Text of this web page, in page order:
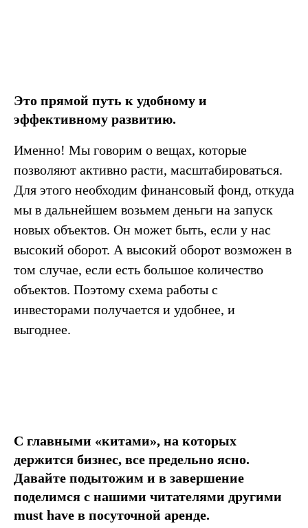
Это прямой путь к удобному и
эффективному развитию.
Именно! Мы говорим о вещах, которые
позволяют активно расти, масштабироваться.
Для этого необходим финансовый фонд, откуда
мы в дальнейшем возьмем деньги на запуск
новых объектов. Он может быть, если у нас
высокий оборот. А высокий оборот возможен в
том случае, если есть большое количество
объектов. Поэтому схема работы с
инвесторами получается и удобнее, и
выгоднее.
С главными «китами», на которых
держится бизнес, все предельно ясно.
Давайте подытожим и в завершение
поделимся с нашими читателями другими
must have в посуточной аренде.